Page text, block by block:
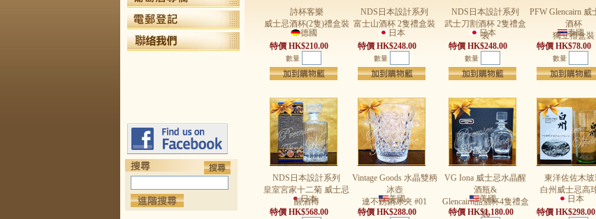
詩杯客樂
威士忌酒杯(2隻)禮盒裝
德國
特價 HK$210.00
數量
NDS日本設計系列
富士山酒杯 2隻禮盒裝
日本
特價 HK$248.00
數量
NDS日本設計系列
武士刀割酒杯 2隻禮盒
裝
日本
特價 HK$248.00
數量
PFW Glencairn 威
酒杯
獨立禮盒裝
泰國
特價 HK$78.00
數量
NDS日本設計系列
皇室宮家十二菊 威士忌
醒酒樽
日本
特價 HK$568.00
Vintage Goods 水晶雙柄
冰壺
連不銹鋼冰夾 #01
美國
特價 HK$288.00
VG Iona 威士忌水晶醒
酒瓶&
Glencairn品酒杯4隻禮盒
裝
美國
特價 HK$1,180.00
東洋佐佐木玻
白州威士忌高
日本
特價 HK$298.00